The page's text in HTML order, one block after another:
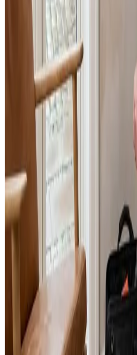
Landsdækkende service
Alle mærker og systemer
Indhent tilbudRing 70 60 30